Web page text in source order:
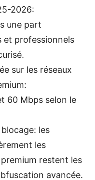
2026:
une part
et professionnels
sur les réseaux
60 Mbps selon le
les
les
restent les
avancée.